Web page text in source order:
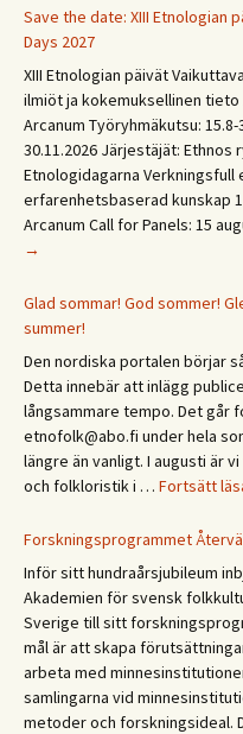
Save the date: XIII Etnologian
Days 2027
XIII Etnologian päivät
ilmiöt ja kokemuksellinen tieto
Arcanum Työryhmäkutsu:
30.11.2026 Järjestäjät: Ethnos
Etnologidagarna
erfarenhetsbaserad kunskap
Arcanum Call for Panels: 15
→
Glad sommar! God sommer!
summer!
Den nordiska portalen börjar
Detta innebär att inlägg
långsammare tempo. Det
etnofolk@abo.fi under hela
längre än vanligt. I augusti är
och folkloristik i … Fortsätt
Forskningsprogrammet
Inför sitt hundraårsjubileum
Akademien för svensk
Sverige till sitt
mål är att skapa
arbeta med
samlingarna vid
metoder och forskningsideal.